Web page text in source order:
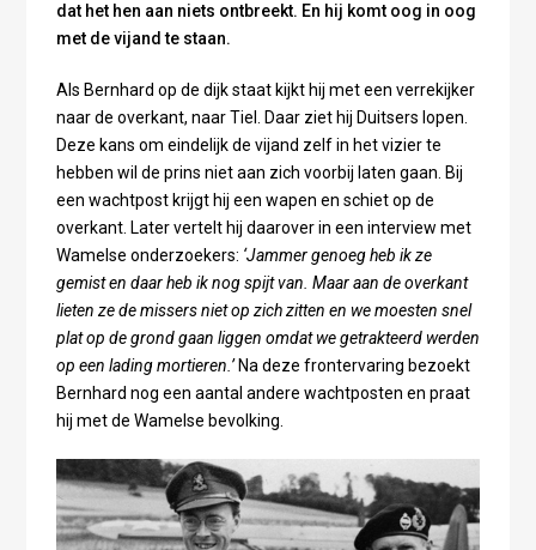
dat het hen aan niets ontbreekt. En hij komt oog in oog
met de vijand te staan.
Als Bernhard op de dijk staat kijkt hij met een verrekijker
naar de overkant, naar Tiel. Daar ziet hij Duitsers lopen.
Deze kans om eindelijk de vijand zelf in het vizier te
hebben wil de prins niet aan zich voorbij laten gaan. Bij
een wachtpost krijgt hij een wapen en schiet op de
overkant. Later vertelt hij daarover in een interview met
Wamelse onderzoekers: ‘Jammer genoeg heb ik ze
gemist en daar heb ik nog spijt van. Maar aan de overkant
lieten ze de missers niet op zich zitten en we moesten snel
plat op de grond gaan liggen omdat we getrakteerd werden
op een lading mortieren.’ Na deze frontervaring bezoekt
Bernhard nog een aantal andere wachtposten en praat
hij met de Wamelse bevolking.